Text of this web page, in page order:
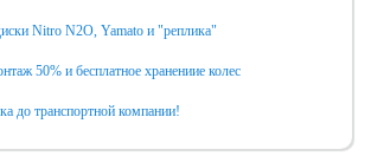
Nitro N2O, Yamato и "реплика"
50% и бесплатное хранениие колес
до транспортной компании!